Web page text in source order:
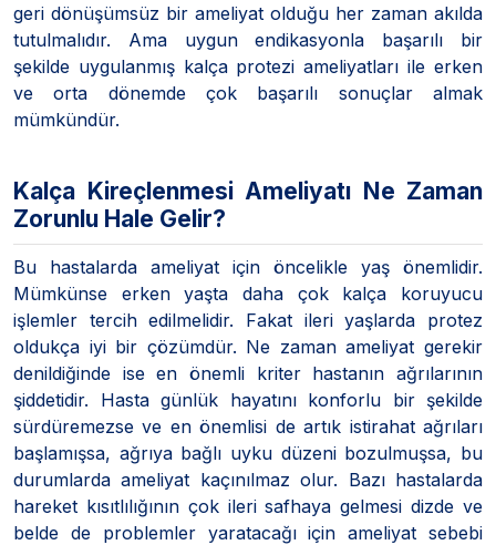
geri dönüşümsüz bir ameliyat olduğu her zaman akılda
tutulmalıdır. Ama uygun endikasyonla başarılı bir
şekilde uygulanmış kalça protezi ameliyatları ile erken
ve orta dönemde çok başarılı sonuçlar almak
mümkündür.
Kalça Kireçlenmesi Ameliyatı Ne Zaman
Zorunlu Hale Gelir?
Bu hastalarda ameliyat için öncelikle yaş önemlidir.
Mümkünse erken yaşta daha çok kalça koruyucu
işlemler tercih edilmelidir. Fakat ileri yaşlarda protez
oldukça iyi bir çözümdür. Ne zaman ameliyat gerekir
denildiğinde ise en önemli kriter hastanın ağrılarının
şiddetidir. Hasta günlük hayatını konforlu bir şekilde
sürdüremezse ve en önemlisi de artık istirahat ağrıları
başlamışsa, ağrıya bağlı uyku düzeni bozulmuşsa, bu
durumlarda ameliyat kaçınılmaz olur. Bazı hastalarda
hareket kısıtlılığının çok ileri safhaya gelmesi dizde ve
belde de problemler yaratacağı için ameliyat sebebi